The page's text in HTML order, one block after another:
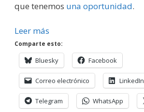
que tenemos una oportunidad.
Leer más
Comparte esto:
Bluesky Facebook
Correo electrónico LinkedIn
Telegram WhatsApp